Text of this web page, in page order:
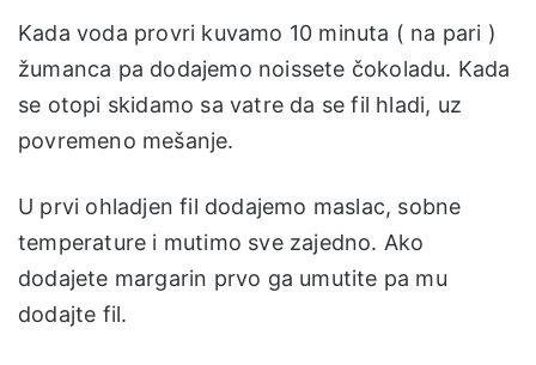
Kada voda provri kuvamo 10 minuta ( na pari )
žumanca pa dodajemo noissete čokoladu. Kada
se otopi skidamo sa vatre da se fil hladi, uz
povremeno mešanje.
U prvi ohladjen fil dodajemo maslac, sobne
temperature i mutimo sve zajedno. Ako
dodajete margarin prvo ga umutite pa mu
dodajte fil.